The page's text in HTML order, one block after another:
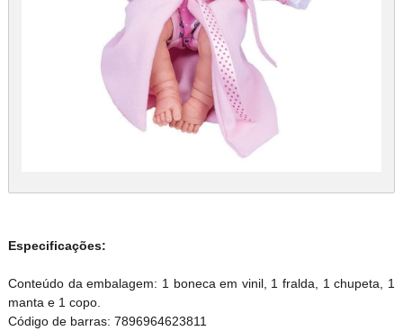
Especificações:
Conteúdo da embalagem: 1 boneca em vinil, 1 fralda, 1 chupeta, 1
manta e 1 copo.
Código de barras: 7896964623811